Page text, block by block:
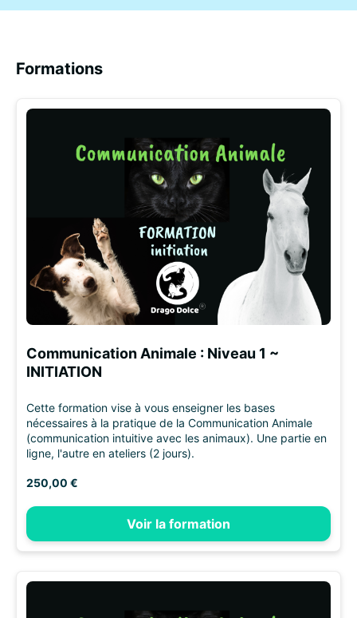
Formations
Communication Animale : Niveau 1 ~
INITIATION
Cette formation vise à vous enseigner les bases
nécessaires à la pratique de la Communication Animale
(communication intuitive avec les animaux). Une partie en
ligne, l'autre en ateliers (2 jours).
250,00 €
Voir la formation